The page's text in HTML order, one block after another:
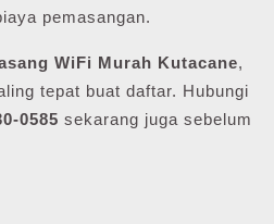
pemasangan.
WiFi Murah Kutacane,
tepat buat daftar. Hubungi
0585 sekarang juga sebelum